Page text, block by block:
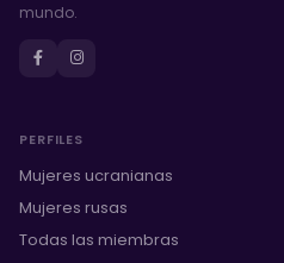
mundo.
PERFILES
Mujeres ucranianas
Mujeres rusas
Todas las miembras